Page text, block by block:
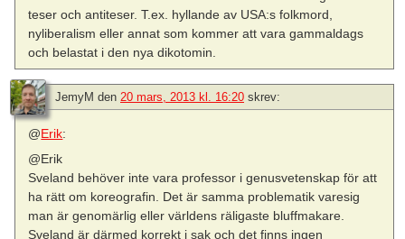
teser och antiteser. T.ex. hyllande av USA:s folkmord,
nyliberalism eller annat som kommer att vara gammaldags
och belastat i den nya dikotomin.
JemyM den 20 mars, 2013 kl. 16:20 skrev:
@Erik:
@Erik
Sveland behöver inte vara professor i genusvetenskap för att
ha rätt om koreografin. Det är samma problematik varesig
man är genomärlig eller världens räligaste bluffmakare.
Sveland är därmed korrekt i sak och det finns ingen